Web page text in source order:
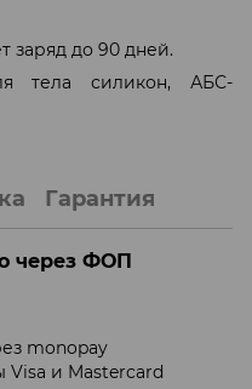
заряд до 90 дней.
тела силикон, АБС-
Гарантия
через ФОП
monopay
и Mastercard